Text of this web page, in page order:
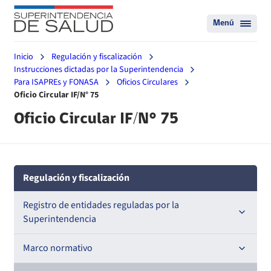
Menú
Inicio
Regulación y fiscalización
Instrucciones dictadas por la Superintendencia
Para ISAPREs y FONASA
Oficios Circulares
Oficio Circular IF/N° 75
Oficio Circular IF/N° 75
Regulación y fiscalización
Registro de entidades reguladas por la
Superintendencia
Registro de Prestadores Acreditados
Marco normativo